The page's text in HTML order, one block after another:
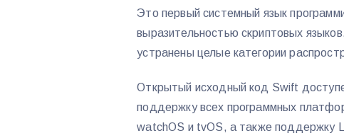
Это первый системный язык
выразительностью скриптовых
устранены целые категории
Открытый исходный код Swift
поддержку всех программных
watchOS и tvOS, а также поддержку